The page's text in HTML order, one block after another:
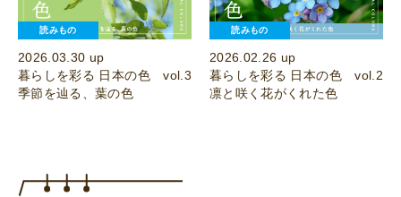
読みもの
2026.03.30 up
暮らしを彩る 日本の色 vol.3
季節を辿る、葉の色
読みもの
2026.02.26 up
暮らしを彩る 日本の色 vol.2
凛と咲く花がくれた色